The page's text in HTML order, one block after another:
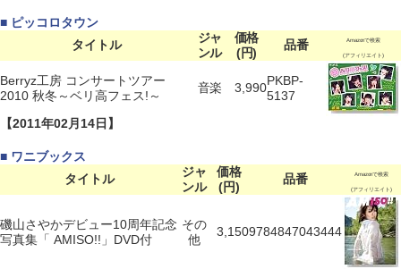
■ ピッコロタウン
タイトル
ジャ
ンル
価格
(円)
品番 Amazonで検索
(アフィリエイト)
Berryz工房 コンサートツアー
2010 秋冬～ベリ高フェス!～
音楽 3,990PKBP-
5137
【2011年02月14日】
■ ワニブックス
タイトル
ジャ
ンル
価格
(円)
品番 Amazonで検索
(アフィリエイト)
磯山さやかデビュー10周年記念
写真集「 AMISO!!」DVD付
その
他
3,1509784847043444